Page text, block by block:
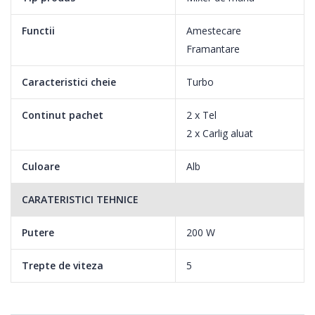
Motor puternic
Cu ajutorul motorului de 200W bati frisca in cateva minute,
pregatesti rapid aluatul pentru clatite si poti inventa fel si fel de
Functii
Amestecare
Framantare
Caracteristici cheie Turbo
Continut pachet
2 x Tel
2 x Carlig aluat
Culoare Alb
CARATERISTICI TEHNICE
Putere 200 W
Trepte de viteza 5